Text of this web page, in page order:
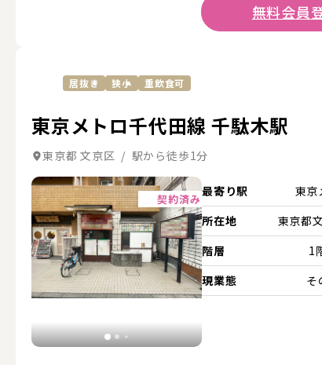
無料会員
居抜き 狭小 重飲食可
東京メトロ千代田線 千駄木駅
東京都 文京区 / 駅から徒歩1分
契約済み
詳細を見る
最寄り駅 東京
所在地
東京都
階層
1
現業態
そ